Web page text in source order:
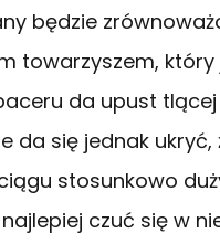
będzie
towarzyszem, który
da upust tlącej
da się jednak ukryć,
stosunkowo
czuć się w